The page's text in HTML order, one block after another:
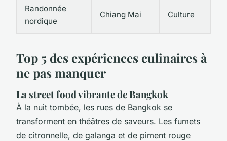
Randonnée
nordique
Chiang Mai Culture
Top 5 des expériences culinaires à
ne pas manquer
La street food vibrante de Bangkok
À la nuit tombée, les rues de Bangkok se
transforment en théâtres de saveurs. Les fumets
de citronnelle, de galanga et de piment rouge